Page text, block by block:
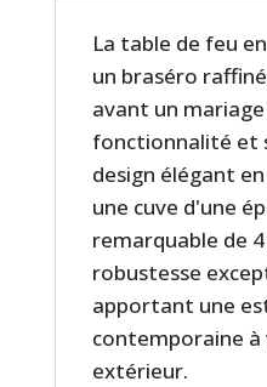
La table de feu
un braséro
avant un
fonctionnalité et
design élégant
une cuve d'une
remarquable de
robustesse
apportant une
contemporaine à
extérieur.